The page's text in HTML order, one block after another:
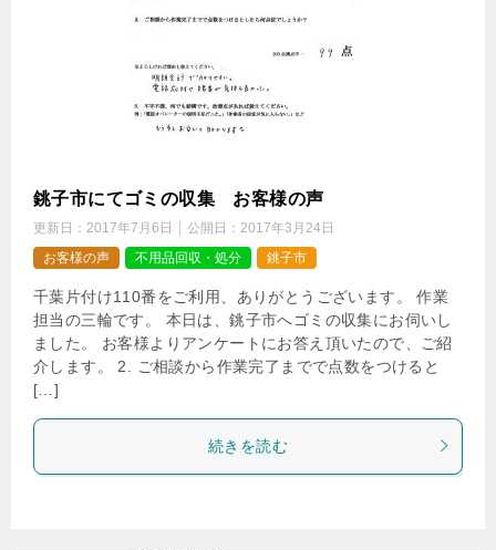
銚子市にてゴミの収集 お客様の声
更新日： 2017年7月6日 公開日： 2017年3月24日
お客様の声
不用品回収・処分 銚子市
千葉片付け110番をご利用、ありがとうございます。 作業
担当の三輪です。 本日は、銚子市へゴミの収集にお伺いし
ました。 お客様よりアンケートにお答え頂いたので、ご紹
介します。 2. ご相談から作業完了までで点数をつけると
[…]
続きを読む